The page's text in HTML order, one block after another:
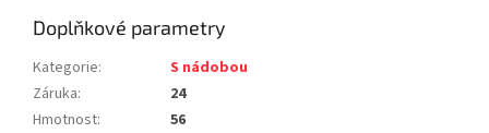
Doplňkové parametry
Kategorie:
S nádobou
Záruka:
24
Hmotnost:
56